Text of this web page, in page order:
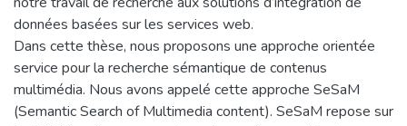
données basées sur les services web.
Dans cette thèse, nous proposons une approche orientée
service pour la recherche sémantique de contenus
multimédia. Nous avons appelé cette approche SeSaM
(Semantic Search of Multimedia content). SeSaM repose sur